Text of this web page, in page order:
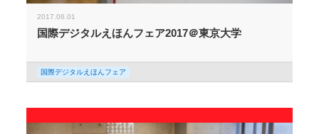
2017.06.01
国際デジタルえほんフェア2017＠東京大学
国際デジタルえほんフェア